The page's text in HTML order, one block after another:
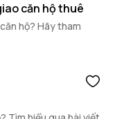
căn hộ thuê
hộ? Hãy tham